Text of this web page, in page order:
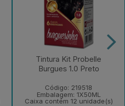
Tintura Kit Probelle
Burgues 1.0 Preto
Código: 219518
Embalagem: 1X50ML
Caixa contém 12 unidade(s)